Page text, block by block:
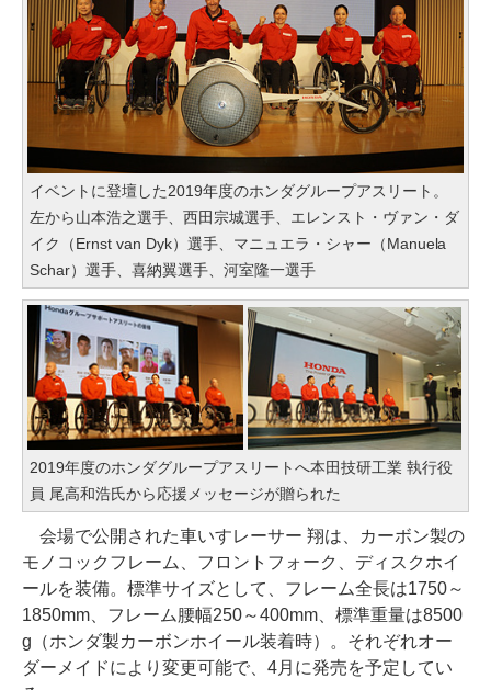
イベントに登壇した2019年度のホンダグループアスリート。
左から山本浩之選手、西田宗城選手、エレンスト・ヴァン・ダ
イク（Ernst van Dyk）選手、マニュエラ・シャー（Manuela
Schar）選手、喜納翼選手、河室隆一選手
2019年度のホンダグループアスリートへ本田技研工業 執行役
員 尾高和浩氏から応援メッセージが贈られた
会場で公開された車いすレーサー 翔は、カーボン製の
モノコックフレーム、フロントフォーク、ディスクホイ
ールを装備。標準サイズとして、フレーム全長は1750～
1850mm、フレーム腰幅250～400mm、標準重量は8500
g（ホンダ製カーボンホイール装着時）。それぞれオー
ダーメイドにより変更可能で、4月に発売を予定してい